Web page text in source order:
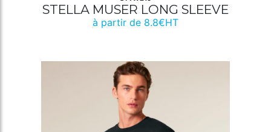
STELLA MUSER LONG SLEEVE
à partir de 8.8€HT